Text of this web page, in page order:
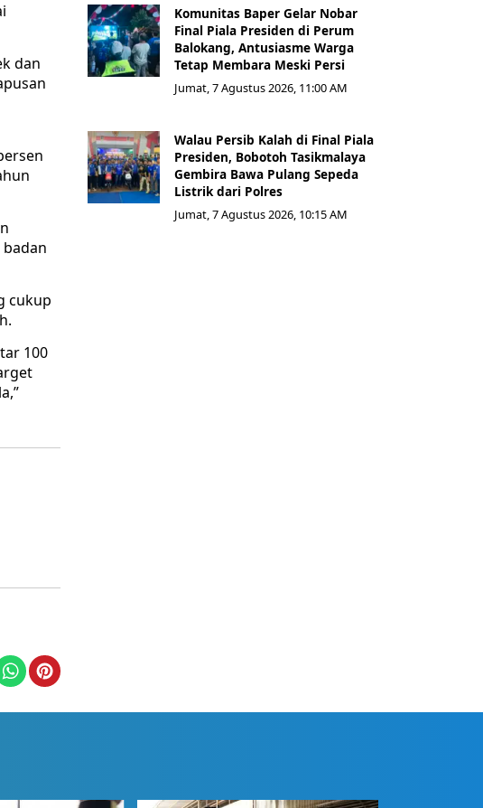
dan
cukup
100
Komunitas Baper Gelar Nobar
Final Piala Presiden di Perum
Balokang, Antusiasme Warga
Tetap Membara Meski Persi
Jumat, 7 Agustus 2026, 11:00 AM
Walau Persib Kalah di Final Piala
Presiden, Bobotoh Tasikmalaya
Gembira Bawa Pulang Sepeda
Listrik dari Polres
Jumat, 7 Agustus 2026, 10:15 AM